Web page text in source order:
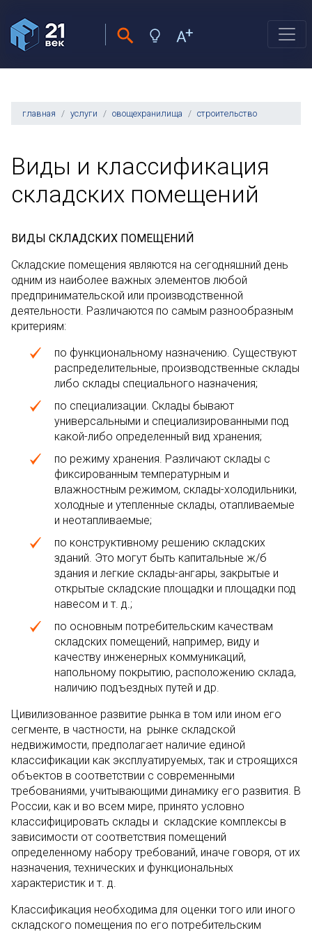
главная услуги овощехранилища строительство
Виды и классификация
складских помещений
ВИДЫ СКЛАДСКИХ ПОМЕЩЕНИЙ
Складские помещения являются на сегодняшний день
одним из наиболее важных элементов любой
предпринимательской или производственной
деятельности. Различаются по самым разнообразным
критериям:
по функциональному назначению. Существуют
распределительные, производственные склады
либо склады специального назначения;
по специализации. Склады бывают
универсальными и специализированными под
какой-либо определенный вид хранения;
по режиму хранения. Различают склады с
фиксированным температурным и
влажностным режимом, склады-холодильники,
холодные и утепленные склады, отапливаемые
и неотапливаемые;
по конструктивному решению складских
зданий. Это могут быть капитальные ж/б
здания и легкие склады-ангары, закрытые и
открытые складские площадки и площадки под
навесом и т. д.;
по основным потребительским качествам
складских помещений, например, виду и
качеству инженерных коммуникаций,
напольному покрытию, расположению склада,
наличию подъездных путей и др.
Цивилизованное развитие рынка в том или ином его
сегменте, в частности, на рынке складской
недвижимости, предполагает наличие единой
классификации как эксплуатируемых, так и строящихся
объектов в соответствии с современными
требованиями, учитывающими динамику его развития. В
России, как и во всем мире, принято условно
классифицировать склады и складские комплексы в
зависимости от соответствия помещений
определенному набору требований, иначе говоря, от их
назначения, технических и функциональных
характеристик и т. д.
Классификация необходима для оценки того или иного
складского помещения по его потребительским